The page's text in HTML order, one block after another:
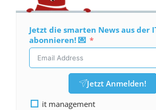
Jetzt die smarten News aus der
abonnieren! 💌
Jetzt Anmelden!
it management